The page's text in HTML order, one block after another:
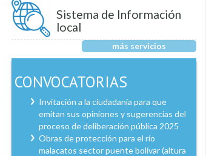
Sistema de Información
local
más servicios
CONVOCATORIAS
Invitación a la ciudadanía para que
emitan sus opiniones y sugerencias del
proceso de deliberación pública 2025
Obras de protección para el río
malacatos sector puente bolívar (altura